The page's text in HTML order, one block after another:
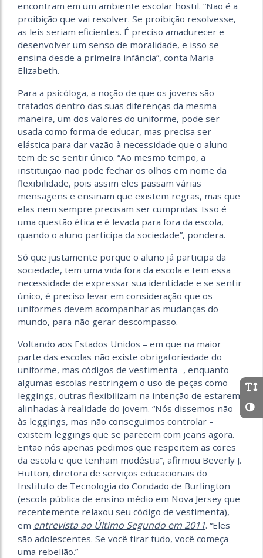
encontram em um ambiente escolar hostil. “Não é a
proibição que vai resolver. Se proibição resolvesse,
as leis seriam eficientes. É preciso amadurecer e
desenvolver um senso de moralidade, e isso se
ensina desde a primeira infância”, conta Maria
Elizabeth.
Para a psicóloga, a noção de que os jovens são
tratados dentro das suas diferenças da mesma
maneira, um dos valores do uniforme, pode ser
usada como forma de educar, mas precisa ser
elástica para dar vazão à necessidade que o aluno
tem de se sentir único. “Ao mesmo tempo, a
instituição não pode fechar os olhos em nome da
flexibilidade, pois assim eles passam várias
mensagens e ensinam que existem regras, mas que
elas nem sempre precisam ser cumpridas. Isso é
uma questão ética e é levada para fora da escola,
quando o aluno participa da sociedade”, pondera.
Só que justamente porque o aluno já participa da
sociedade, tem uma vida fora da escola e tem essa
necessidade de expressar sua identidade e se sentir
único, é preciso levar em consideração que os
uniformes devem acompanhar as mudanças do
mundo, para não gerar descompasso.
Voltando aos Estados Unidos – em que na maior
parte das escolas não existe obrigatoriedade do
uniforme, mas códigos de vestimenta -, enquanto
algumas escolas restringem o uso de peças como
leggings, outras flexibilizam na intenção de estarem
alinhadas à realidade do jovem. “Nós dissemos não
às leggings, mas não conseguimos controlar –
existem leggings que se parecem com jeans agora.
Então nós apenas pedimos que respeitem as cores
da escola e que tenham modéstia”, afirmou Beverly J.
Hutton, diretora de serviços educacionais do
Instituto de Tecnologia do Condado de Burlington
(escola pública de ensino médio em Nova Jersey que
recentemente relaxou seu código de vestimenta),
em entrevista ao Último Segundo em 2011. “Eles
são adolescentes. Se você tirar tudo, você começa
uma rebelião.”